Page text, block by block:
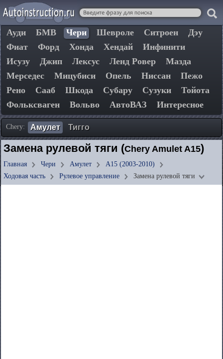
Ауди БМВ Чери Шевроле Ситроен
Дэу
Фиат
Форд Хонда Хендай
Инфинити
Исузу
Джип Лексус Ленд Ровер
Мазда
Мерседес
Мицубиси Опель Ниссан
Пежо
Рено
Сааб Шкода Субару Сузуки
Тойота
Фольксваген
Вольво АвтоВАЗ Интересное
Chery: Амулет Тигго
Замена рулевой тяги (Chery Amulet A15)
Главная Чери Амулет
A15 (2003-2010)
Ходовая часть
Рулевое управление Замена рулевой тяги